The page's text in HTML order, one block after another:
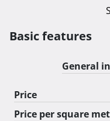
Basic features
General
Price
Price per square